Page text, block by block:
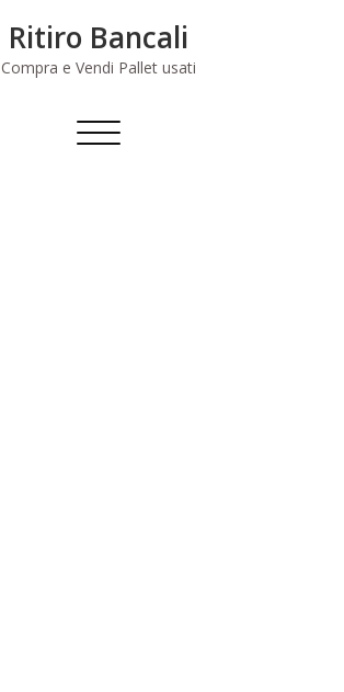
Ritiro Bancali
Compra e Vendi Pallet usati
Commuta